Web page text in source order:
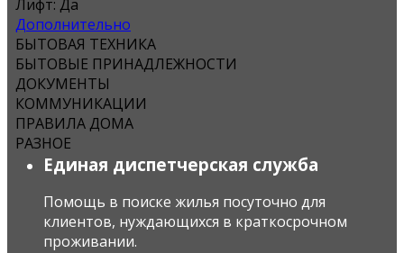
Лифт: Да
Дополнительно
БЫТОВАЯ ТЕХНИКА
БЫТОВЫЕ ПРИНАДЛЕЖНОСТИ
ДОКУМЕНТЫ
КОММУНИКАЦИИ
ПРАВИЛА ДОМА
РАЗНОЕ
Единая диспетчерская служба
Помощь в поиске жилья посуточно для
клиентов, нуждающихся в краткосрочном
проживании.